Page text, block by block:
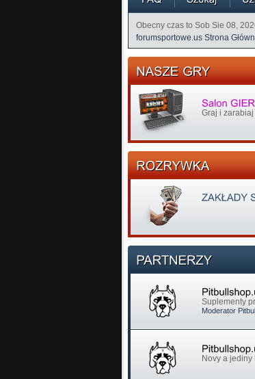
Obecny czas to Sob Sie 08,
forumsportowe.us Strona
Graj i
Suplementy
Moderator
Novy a jediny